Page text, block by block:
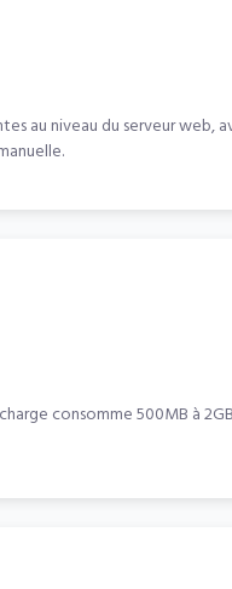
au niveau du serveur web,
consomme 500MB à